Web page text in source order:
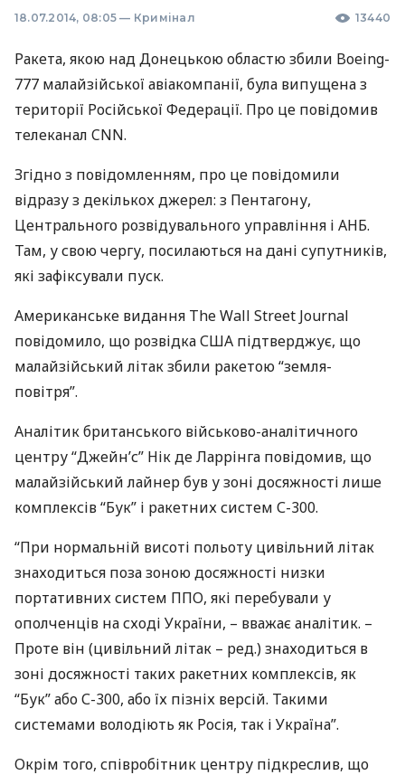
18.07.2014, 08:05 — Кримінал 13440
Ракета, якою над Донецькою областю збили Boeing-
777 малайзійської авіакомпанії, була випущена з
території Російської Федерації. Про це повідомив
телеканал CNN.
Згідно з повідомленням, про це повідомили
відразу з декількох джерел: з Пентагону,
Центрального розвідувального управління і АНБ.
Там, у свою чергу, посилаються на дані супутників,
які зафіксували пуск.
Американське видання The Wall Street Journal
повідомило, що розвідкаСША підтверджує, що
малайзійський літак збили ракетою “земля-
повітря”.
Аналітик британського військово-аналітичного
центру “Джейн’с” Нік де Ларрінга повідомив, що
малайзійський лайнер був у зоні досяжності лише
комплексів “Бук” і ракетних систем С-300.
“При нормальній висоті польоту цивільний літак
знаходиться поза зоною досяжності низки
портативних систем ППО, які перебували у
ополченців на сході України, – вважає аналітик. –
Проте він (цивільний літак – ред.) знаходиться в
зоні досяжності таких ракетних комплексів, як
“Бук” або С-300, або їх пізніх версій. Такими
системами володіють як Росія, так і Україна”.
Окрім того, співробітник центру підкреслив, що